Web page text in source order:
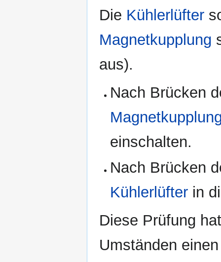
Die Kühlerlüfter
Magnetkupplung
aus).
Nach Brücken
einschalten.
Nach Brücken
Kühlerlüfter in
Diese Prüfung
Umständen